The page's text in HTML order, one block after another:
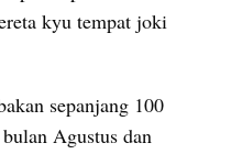
kyu tempat joki
sepanjang 100
Agustus dan